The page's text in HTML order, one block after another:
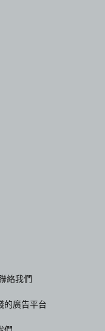
絡我們
的廣告平台